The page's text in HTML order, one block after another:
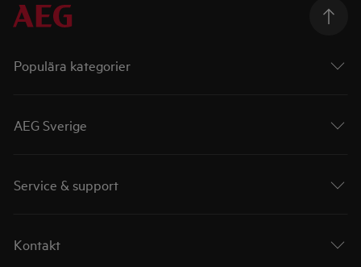
Populära kategorier
AEG Sverige
Service & support
Kontakt